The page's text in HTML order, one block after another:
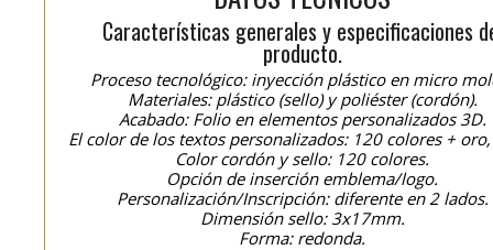
Características generales y especificaciones
producto.
Proceso tecnológico: inyección plástico en micro
Materiales: plástico (sello) y poliéster (cordón).
Acabado: Folio en elementos personalizados 3D.
El color de los textos personalizados: 120 colores +
Color cordón y sello: 120 colores.
Opción de inserción emblema/logo.
Personalización/Inscripción: diferente en 2 lados.
Dimensión sello: 3x17mm.
Forma: redonda.